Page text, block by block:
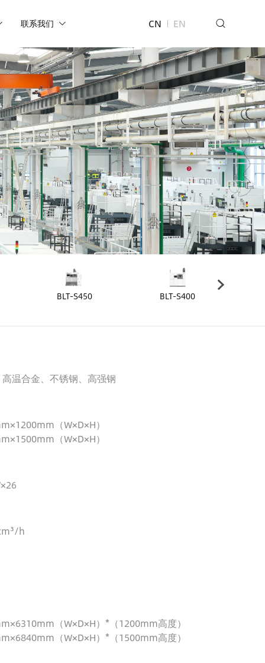
联系我们 CN EN
BLT-S450 BLT-S400
温合金、不锈钢、高强钢
（W×D×H）
（W×D×H）
h
（W×D×H）*（1200mm高度）
（W×D×H）*（1500mm高度）